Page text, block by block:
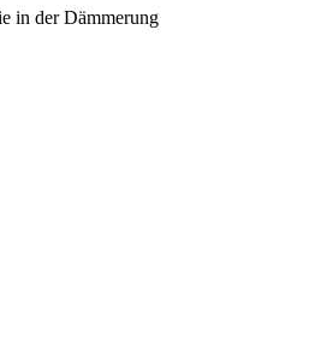
in der Dämmerung